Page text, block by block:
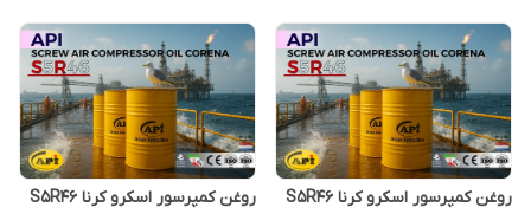
روغن کمپرسور اسکرو کرنا S5R46
روغن کمپرسور اسکرو کرنا S5R46